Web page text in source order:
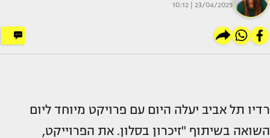
23/04/2025 | 10:12
רדיו תל אביב יעלה היום עם פרויקט מיוחד ליום
השואה בשיתוף "זיכרון בסלון. את הפרוייקט,